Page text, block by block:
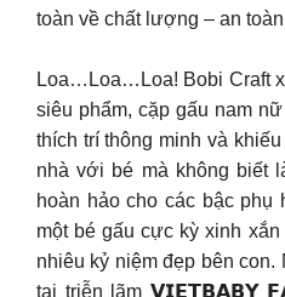
toàn về chất lượng – an
Loa…Loa…Loa! Bobi Craft
siêu phẩm, cặp gấu nam
thích trí thông minh và
nhà với bé mà không biết
hoàn hảo cho các bậc phụ
một bé gấu cực kỳ xinh
nhiêu kỷ niệm đẹp bên
tại triễn lãm 𝗩𝗜𝗘𝗧𝗕𝗔𝗕𝗬